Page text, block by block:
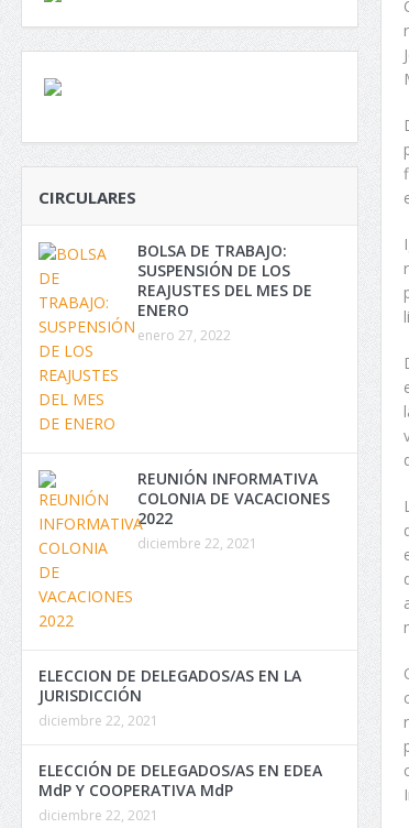
CIRCULARES
BOLSA DE TRABAJO:
SUSPENSIÓN DE LOS
REAJUSTES DEL MES DE
ENERO
enero 27, 2022
REUNIÓN INFORMATIVA
COLONIA DE VACACIONES
2022
diciembre 22, 2021
ELECCION DE DELEGADOS/AS EN LA
JURISDICCIÓN
diciembre 22, 2021
ELECCIÓN DE DELEGADOS/AS EN EDEA
MdP Y COOPERATIVA MdP
diciembre 22, 2021